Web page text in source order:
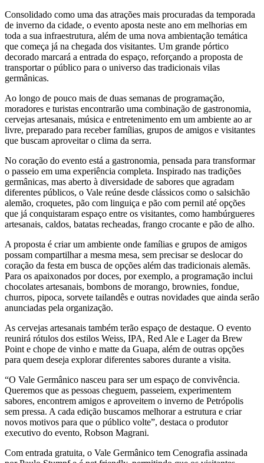
Consolidado como uma das atrações mais procuradas da temporada
de inverno da cidade, o evento aposta neste ano em melhorias em
toda a sua infraestrutura, além de uma nova ambientação temática
que começa já na chegada dos visitantes. Um grande pórtico
decorado marcará a entrada do espaço, reforçando a proposta de
transportar o público para o universo das tradicionais vilas
germânicas.
Ao longo de pouco mais de duas semanas de programação,
moradores e turistas encontrarão uma combinação de gastronomia,
cervejas artesanais, música e entretenimento em um ambiente ao ar
livre, preparado para receber famílias, grupos de amigos e visitantes
que buscam aproveitar o clima da serra.
No coração do evento está a gastronomia, pensada para transformar
o passeio em uma experiência completa. Inspirado nas tradições
germânicas, mas aberto à diversidade de sabores que agradam
diferentes públicos, o Vale reúne desde clássicos como o salsichão
alemão, croquetes, pão com linguiça e pão com pernil até opções
que já conquistaram espaço entre os visitantes, como hambúrgueres
artesanais, caldos, batatas recheadas, frango crocante e pão de alho.
A proposta é criar um ambiente onde famílias e grupos de amigos
possam compartilhar a mesma mesa, sem precisar se deslocar do
coração da festa em busca de opções além das tradicionais alemãs.
Para os apaixonados por doces, por exemplo, a programação inclui
chocolates artesanais, bombons de morango, brownies, fondue,
churros, pipoca, sorvete tailandês e outras novidades que ainda serão
anunciadas pela organização.
As cervejas artesanais também terão espaço de destaque. O evento
reunirá rótulos dos estilos Weiss, IPA, Red Ale e Lager da Brew
Point e chope de vinho e matte da Guapa, além de outras opções
para quem deseja explorar diferentes sabores durante a visita.
“O Vale Germânico nasceu para ser um espaço de convivência.
Queremos que as pessoas cheguem, passeiem, experimentem
sabores, encontrem amigos e aproveitem o inverno de Petrópolis
sem pressa. A cada edição buscamos melhorar a estrutura e criar
novos motivos para que o público volte”, destaca o produtor
executivo do evento, Robson Magrani.
Com entrada gratuita, o Vale Germânico tem Cenografia assinada